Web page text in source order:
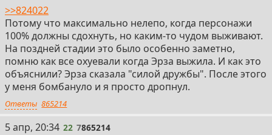
>>824022
Потому что максимально нелепо, когда персонажи
100% должны сдохнуть, но каким-то чудом выживают.
На поздней стадии это было особенно заметно,
помню как все охуевали когда Эрза выжила. И как это
объяснили? Эрза сказала "силой дружбы". После этого
у меня бомбануло и я просто дропнул.
Ответы 865214
22
5 апр, 20:34 22 7865214